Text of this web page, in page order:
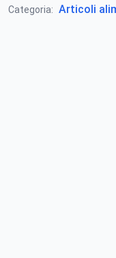
Categoria: Articoli